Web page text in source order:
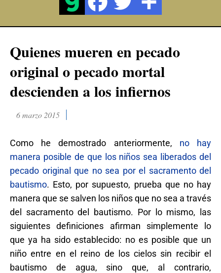
Quienes mueren en pecado
original o pecado mortal
descienden a los infiernos
6 marzo 2015
Como he demostrado anteriormente, no hay
manera posible de que los niños sea liberados del
pecado original que no sea por el sacramento del
bautismo. Esto, por supuesto, prueba que no hay
manera que se salven los niños que no sea a través
del sacramento del bautismo. Por lo mismo, las
siguientes definiciones afirman simplemente lo
que ya ha sido establecido: no es posible que un
niño entre en el reino de los cielos sin recibir el
bautismo de agua, sino que, al contrario,